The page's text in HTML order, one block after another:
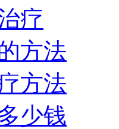
疗
方法
方法
少钱